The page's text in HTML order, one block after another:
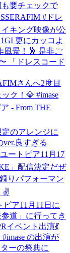
要チェックで
#ドレ
キング映像が公
更にカッコよ
風景！🕺 是非ご
「ドレスコード
さんへ2度目
ク！💎 #imase
- From THE
定のアレンジに
良すぎる
ートピア11月17
」配信決定だぜ
りパフォーマン
✌️
ピア11月11日に
道」に行ってき
イベント出演💃
#imase の出演が
ターの祭典に